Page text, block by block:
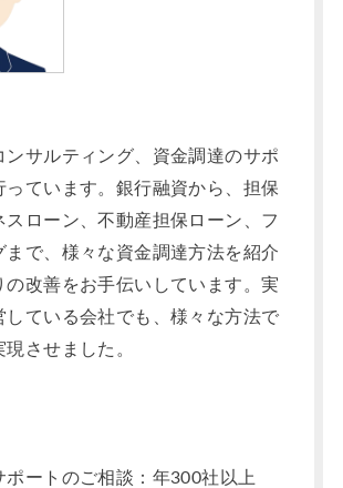
ンサルティング、資金調達のサポ
っています。銀行融資から、担保
スローン、不動産担保ローン、フ
まで、様々な資金調達方法を紹介
の改善をお手伝いしています。実
している会社でも、様々な方法で
させました。
ポートのご相談：年300社以上